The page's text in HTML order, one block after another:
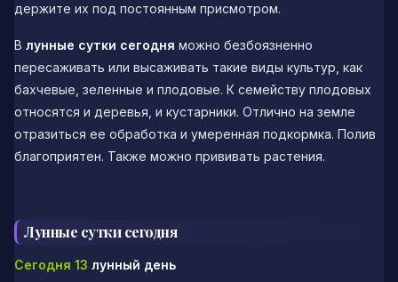
держите их под постоянным присмотром.
В лунные сутки сегодня можно безбоязненно
пересаживать или высаживать такие виды культур, как
бахчевые, зеленные и плодовые. К семейству плодовых
относятся и деревья, и кустарники. Отлично на земле
отразиться ее обработка и умеренная подкормка. Полив
благоприятен. Также можно прививать растения.
Лунные сутки сегодня
Сегодня 13 лунный день